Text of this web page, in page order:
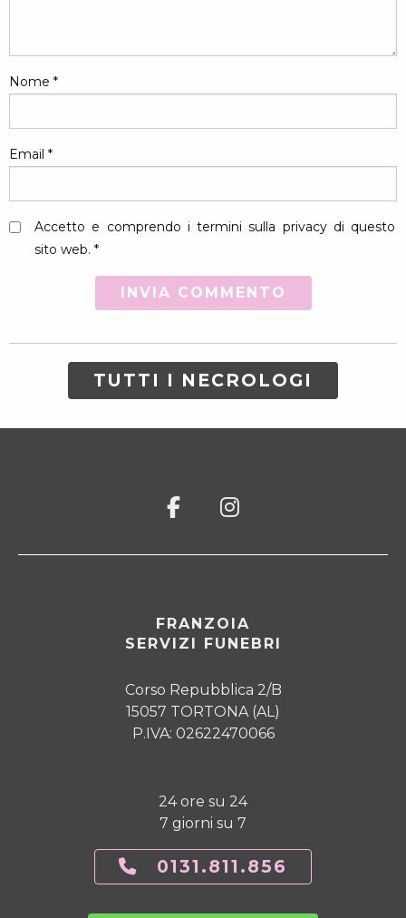
Nome *
Email *
Accetto e comprendo i termini sulla privacy di questo
sito web. *
TUTTI I NECROLOGI
FRANZOIA
SERVIZI FUNEBRI
Corso Repubblica 2/B
15057 TORTONA (AL)
P.IVA: 02622470066
24 ore su 24
7 giorni su 7
0131.811.856